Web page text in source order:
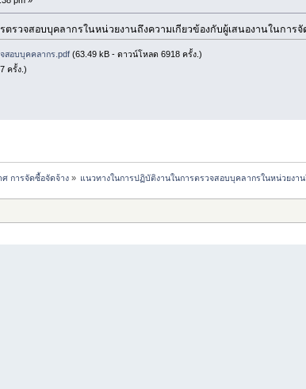
รวจสอบบุคลากรในหน่วยงานถึงความเกียวข้องกับผู้เสนองานในการจั
สอบบุคคลากร.pdf (63.49 kB - ดาวน์โหลด 6918 ครั้ง.)
ครั้ง.)
การจัดซื้อจัดจ้าง » แนวทางในการปฏิบัติงานในการตรวจสอบบุคลากรในหน่วยงาน